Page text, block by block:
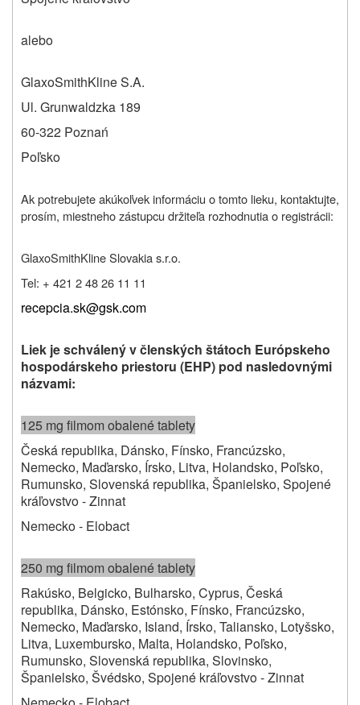
alebo
GlaxoSmithKline S.A.
Ul. Grunwaldzka 189
60-322 Poznań
Poľsko
Ak potrebujete akúkoľvek informáciu o tomto lieku, kontaktujte,
prosím, miestneho zástupcu držiteľa rozhodnutia o registrácii:
GlaxoSmithKline Slovakia s.r.o.
Tel: + 421 2 48 26 11 11
recepcia.sk@gsk.com
Liek je schválený v členských štátoch Európskeho
hospodárskeho priestoru (EHP) pod nasledovnými
názvami:
125 mg filmom obalené tablety
Česká republika, Dánsko, Fínsko, Francúzsko,
Nemecko, Maďarsko, Írsko, Litva, Holandsko, Poľsko,
Rumunsko, Slovenská republika, Španielsko, Spojené
kráľovstvo ‑ Zinnat
Nemecko ‑ Elobact
250 mg filmom obalené tablety
Rakúsko, Belgicko, Bulharsko, Cyprus, Česká
republika, Dánsko, Estónsko, Fínsko, Francúzsko,
Nemecko, Maďarsko, Island, Írsko, Taliansko, Lotyšsko,
Litva, Luxembursko, Malta, Holandsko, Poľsko,
Rumunsko, Slovenská republika, Slovinsko,
Španielsko, Švédsko, Spojené kráľovstvo ‑ Zinnat